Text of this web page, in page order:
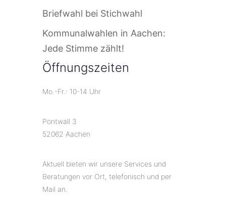
Briefwahl bei Stichwahl
Kommunalwahlen in Aachen:
Jede Stimme zählt!
Öffnungszeiten
Mo.-Fr.: 10-14 Uhr
Pontwall 3
52062 Aachen
Aktuell bieten wir unsere Services und
Beratungen vor Ort, telefonisch und per
Mail an.